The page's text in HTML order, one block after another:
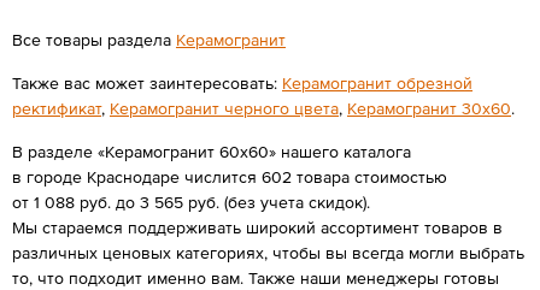
Все товары раздела Керамогранит
Также вас может заинтересовать: Керамогранит обрезной
ректификат, Керамогранит черного цвета, Керамогранит 30х60.
В разделе «Керамогранит 60х60» нашего каталога
в городе Краснодаре числится 602 товара стоимостью
от 1 088 руб. до 3 565 руб. (без учета скидок).
Мы стараемся поддерживать широкий ассортимент товаров в
различных ценовых категориях, чтобы вы всегда могли выбрать
то, что подходит именно вам. Также наши менеджеры готовы